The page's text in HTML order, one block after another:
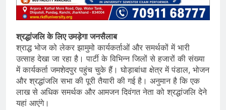
श्रद्धांजलि के लिए उमड़ेगा जनसैलाब
श्राद्ध भोज को लेकर झामुमो कार्यकर्ताओं और समर्थकों में भारी
उत्साह देखा जा रहा है। पार्टी के विभिन्न जिलों से हजारों की संख्या
में कार्यकर्ता जमशेदपुर पहुंच चुके हैं। घोड़ाबांधा क्षेत्र में पंडाल, भोजन
और श्रद्धांजलि सभा की पूरी तैयारी की गई है। अनुमान है कि एक
लाख से अधिक समर्थक और आमजन दिवंगत नेता को श्रद्धांजलि देने
यहां आएंगे।